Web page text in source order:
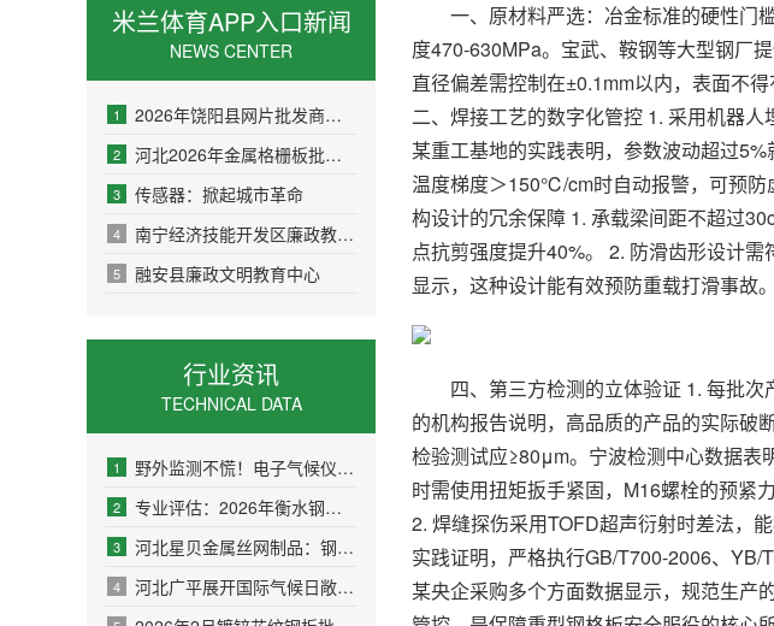
米兰体育APP入口新闻
NEWS CENTER
1 2026年饶阳县网片批发商业市场分析与口碑厂家推荐
2 河北2026年金属格栅板批发商考察：价格透明度与产品可靠性
3 传感器：掀起城市革命
4 南宁经济技能开发区廉政教育基地
5 融安县廉政文明教育中心
行业资讯
TECHNICAL DATA
1 野外监测不慌！电子气候仪续航才能实测
2 专业评估：2026年衡水钢格板优质供应商盘点
3 河北星贝金属丝网制品：钢格板领域的专业解决方案提供者
4 河北广平展开国际气候日敞开活动
一、原材料严选：冶金标准的硬性门槛
度470-630MPa。宝武、鞍钢等大型钢厂
直径偏差需控制在±0.1mm以内，表面不
二、焊接工艺的数字化管控 1. 采用机器
某重工基地的实践表明，参数波动超过
温度梯度＞150℃/cm时自动报警，可预防
构设计的冗余保障 1. 承载梁间距不超过
点抗剪强度提升40%。 2. 防滑齿形设计
显示，这种设计能有效预防重载打滑事故。
四、第三方检测的立体验证 1. 每批次
的机构报告说明，高品质的产品的实际破
检验测试应≥80μm。宁波检测中心数据表
时需使用扭矩扳手紧固，M16螺栓的预紧
2. 焊缝探伤采用TOFD超声衍射时差法，
实践证明，严格执行GB/T700-2006、YB/
某央企采购多个方面数据显示，规范生产